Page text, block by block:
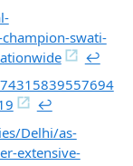
swati-
↩︎
↩︎
Delhi/as-
extensive-